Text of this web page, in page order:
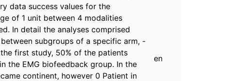
data success values for the
of 1 unit between 4 modalities
In detail the analyses comprised
subgroups of a specific arm, -
first study, 50% of the patients
the EMG biofeedback group. In the
continent, however 0 Patient in
en